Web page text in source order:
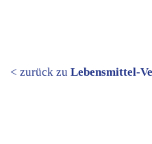
< zurück zu Lebensmittel-